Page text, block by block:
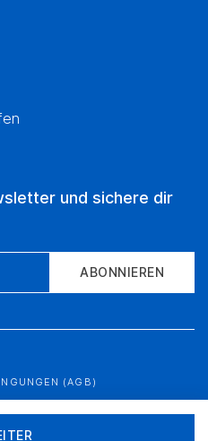
und sichere dir
ABONNIEREN
(AGB)